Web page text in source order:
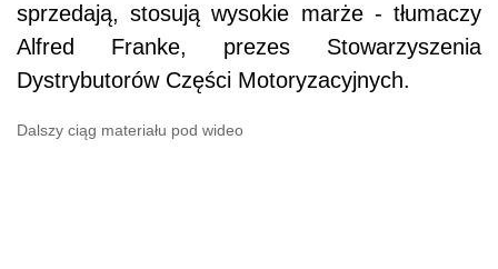
sprzedają, stosują wysokie marże - tłumaczy
Alfred Franke, prezes Stowarzyszenia
Dystrybutorów Części Motoryzacyjnych.
Dalszy ciąg materiału pod wideo